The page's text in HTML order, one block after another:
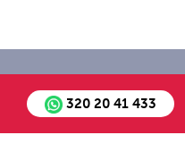
320 20 41 433
Chi